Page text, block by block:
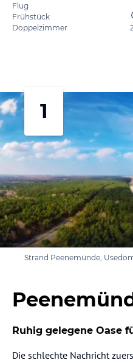
Flug
Frühstück
Doppelzimmer
1
Strand Peenemünde,
Ruhig gelegene Oase
Die schlechte Nachricht